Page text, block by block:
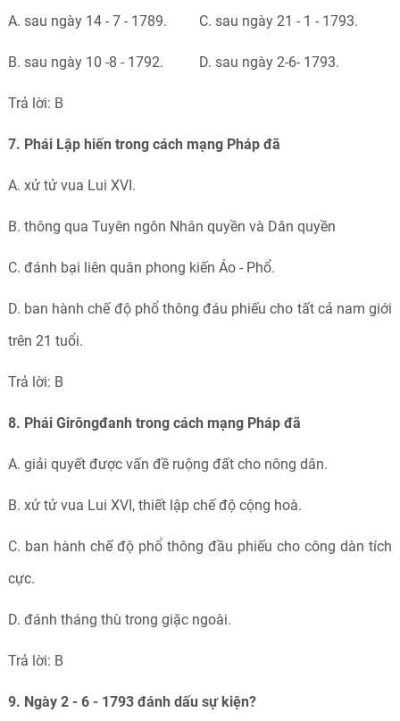
A. sau ngày 14 - 7 - 1789. C. sau ngày 21 - 1 - 1793.
B. sau ngày 10 -8 - 1792. D. sau ngày 2-6- 1793.
Trả lời: B
7. Phái Lập hiến trong cách mạng Pháp đã
A. xử tử vua Lui XVI.
B. thông qua Tuyên ngôn Nhân quyền và Dân quyền
C. đánh bại liên quân phong kiến Áo - Phổ.
D. ban hành chế độ phổ thông đáu phiếu cho tất cả nam giới
trên 21 tuổi.
Trả lời: B
8. Phái Girôngđanh trong cách mạng Pháp đã
A. giải quyết được vấn đề ruộng đất cho nông dân.
B. xử tử vua Lui XVI, thiết lập chế độ cộng hoà.
C. ban hành chế độ phổ thông đầu phiếu cho công dàn tích
cực.
D. đánh tháng thù trong giặc ngoài.
Trả lời: B
9. Ngày 2 - 6 - 1793 đánh dấu sự kiện?